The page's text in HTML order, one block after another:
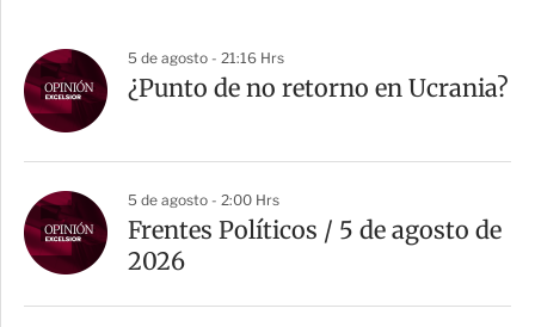
5 de agosto - 21:16 Hrs
¿Punto de no retorno en Ucrania?
5 de agosto - 2:00 Hrs
Frentes Políticos / 5 de agosto de
2026